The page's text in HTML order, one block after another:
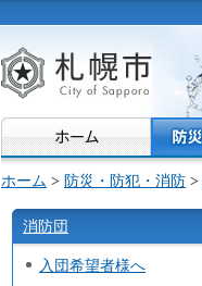
札幌市
ホーム > 防災・防犯・消防 >
消防団
入団希望者様へ